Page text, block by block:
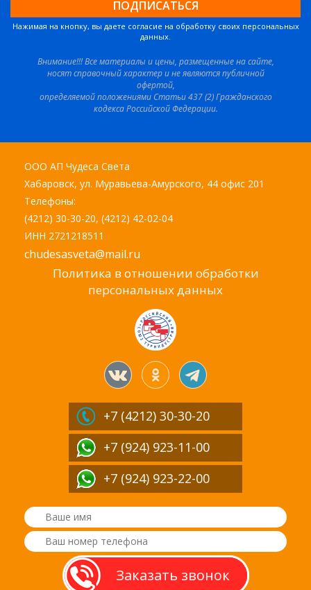
Нажимая на кнопку, вы даете согласие на обработку своих персональных
данных.
Внимание!!! Все материалы и цены, размещенные на сайте,
носят справочный характер и не являются публичной
офертой,
определяемой положениями Статьи 437 (2) Гражданского
кодекса Российской Федерации.
ООО АП Чудеса Света
Хабаровск, ул. Муравьева-Амурского, 44 офис 201
Телефоны:
(4212) 30-30-20, (4212) 42-02-04
ИНН 2721218511
chudesasveta@mail.ru
Политика в отношении обработки
персональных данных
+7 (4212) 30-30-20
+7 (924) 923-11-00
+7 (924) 923-22-00